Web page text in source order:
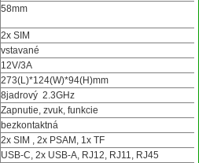
58mm
2x SIM
vstavané
12V/3A
273(L)*124(W)*94(H)mm
8jadrový 2.3GHz
Zapnutie, zvuk, funkcie
bezkontaktná
2x SIM , 2x PSAM, 1x TF
USB-C, 2x USB-A, RJ12, RJ11, RJ45